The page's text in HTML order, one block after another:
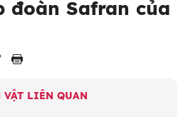
đoàn Safran của
VẬT LIÊN QUAN